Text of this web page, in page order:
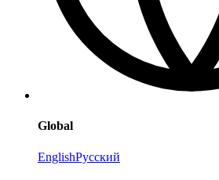
Global
EnglishРусский